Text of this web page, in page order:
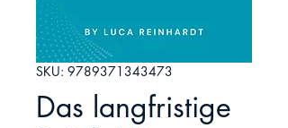
SKU: 9789371343473
Das langfristige